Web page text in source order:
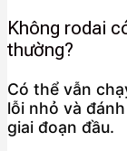
Không rodai
thường?
Có thể vẫn
lỗi nhỏ và
giai đoạn đầu.